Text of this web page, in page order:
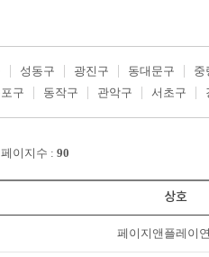
성동구 광진구 동대문구
중
구 동작구 관악구 서초구
페이지수 : 90
상호
페이지앤플레이